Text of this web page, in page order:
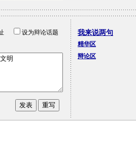
址
设为辩论话题
我来说两句
精华区
辩论区